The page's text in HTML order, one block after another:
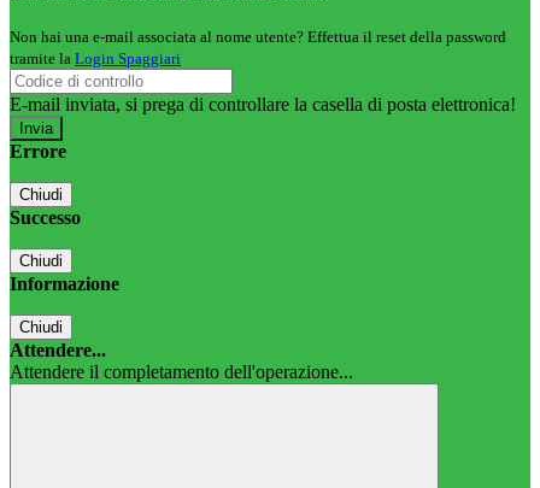
Non hai una e-mail associata al nome utente? Effettua il reset della password
tramite la Login Spaggiari
E-mail inviata, si prega di controllare la casella di posta elettronica!
Errore
Chiudi
Successo
Chiudi
Informazione
Chiudi
Attendere...
Attendere il completamento dell'operazione...